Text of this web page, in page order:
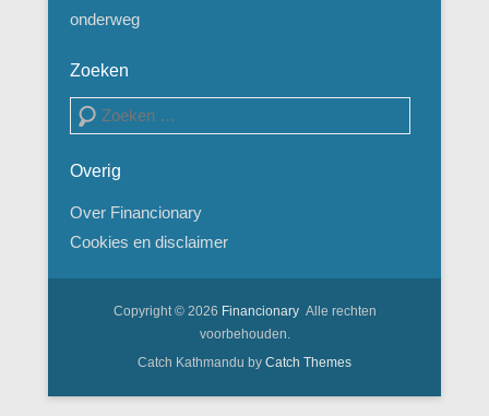
onderweg
Zoeken
Zoeken
Overig
Over Financionary
Cookies en disclaimer
Copyright © 2026 FinancionaryAlle rechten
voorbehouden.
Catch Kathmandu by Catch Themes